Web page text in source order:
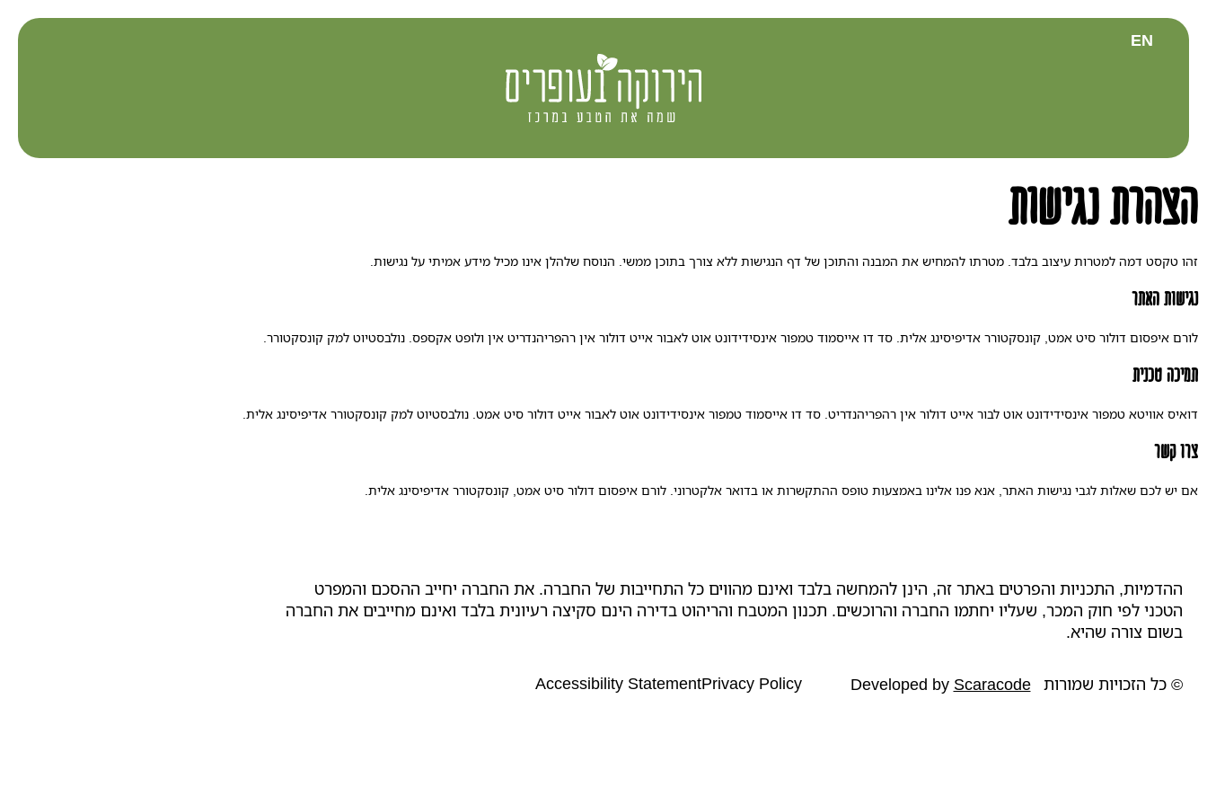
בעופרים
EN
הצהרת נגישות
זהו טקסט דמה למטרות עיצוב בלבד. מטרתו להמחיש את המבנה והתוכן של דף הנגישות ללא צורך בתוכן ממשי. הנוסח שלהלן אינו מכיל מידע אמיתי על נגישות.
נגישות האתר
לורם איפסום דולור סיט אמט, קונסקטורר אדיפיסינג אלית. סד דו אייסמוד טמפור אינסידידונט אוט לאבור אייט דולור אין רהפריהנדריט אין ולופט אקספס. נולבסטיוט למק קונסקטורר.
תמיכה טכנית
דואיס אוויטא טמפור אינסידידונט אוט לבור אייט דולור אין רהפריהנדריט. סד דו אייסמוד טמפור אינסידידונט אוט לאבור אייט דולור סיט אמט. נולבסטיוט למק קונסקטורר אדיפיסינג אלית.
צרו קשר
אם יש לכם שאלות לגבי נגישות האתר, אנא פנו אלינו באמצעות טופס ההתקשרות או בדואר אלקטרוני. לורם איפסום דולור סיט אמט, קונסקטורר אדיפיסינג אלית.
ההדמיות, התכניות והפרטים באתר זה, הינן להמחשה בלבד ואינם מהווים כל התחייבות של החברה. את החברה יחייב ההסכם והמפרט
הטכני לפי חוק המכר, שעליו יחתמו החברה והרוכשים. תכנון המטבח והריהוט בדירה הינם סקיצה רעיונית בלבד ואינם מחייבים את החברה
בשום צורה שהיא.
© כל הזכויות שמורות Developed by Scaracode
Privacy Policy
Accessibility Statement